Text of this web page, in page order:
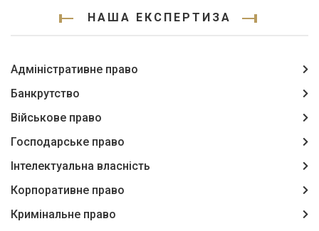
НАША ЕКСПЕРТИЗА
Адміністративне право
Банкрутство
Військове право
Господарське право
Інтелектуальна власність
Корпоративне право
Кримінальне право